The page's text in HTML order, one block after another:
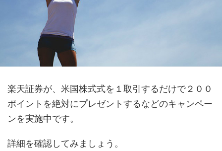
楽天証券が、米国株式式を１取引するだけで２００
ポイントを絶対にプレゼントするなどのキャンペー
ンを実施中です。
詳細を確認してみましょう。